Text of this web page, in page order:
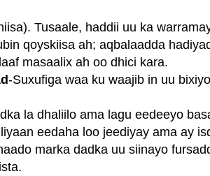
Tusaale, haddii uu ka
qoyskiisa ah; aqbalaadda
masaalix ah oo dhici kara.
-Suxufiga waa ku waajib in uu
la dhaliilo ama lagu eedeeyo
eedaha loo jeediyay ama ay
marka dadka uu siinayo